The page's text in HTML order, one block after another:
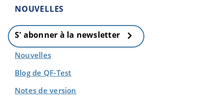
NOUVELLES
S' abonner à la newsletter
Nouvelles
Blog de QF-Test
Notes de version